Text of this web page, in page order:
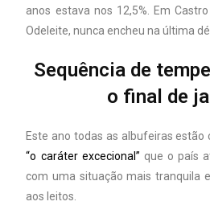
anos estava nos 12,5%. Em
Odeleite, nunca encheu na última
Sequência de
o final de
Este ano todas as albufeiras estão
“o caráter excecional” que o país
com uma situação mais tranquila
aos leitos.